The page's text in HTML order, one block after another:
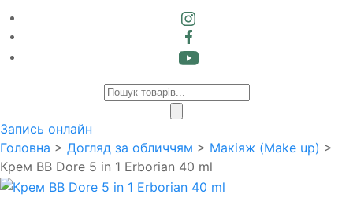
Products
Запись онлайн
Головна > Догляд за обличчям > Макіяж (Make up) >
Крем BB Dore 5 in 1 Erborian 40 ml